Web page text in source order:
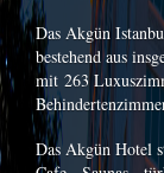
Das Akgün
bestehend aus
mit 263
Das Akgün Hotel